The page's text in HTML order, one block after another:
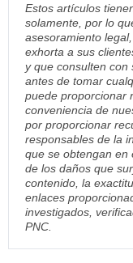
Estos artículos
solamente, por lo
asesoramiento
exhorta a sus
y que consulten con
antes de tomar
puede proporcionar
conveniencia de
por proporcionar
responsables de la
que se obtengan en
de los daños que
contenido, la
enlaces
investigados,
PNC.